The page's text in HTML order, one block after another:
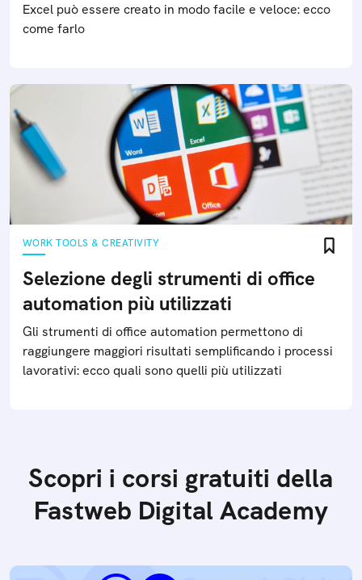
Excel può essere creato in modo facile e veloce: ecco
come farlo
WORK TOOLS & CREATIVITY
Selezione degli strumenti di office
automation più utilizzati
Gli strumenti di office automation permettono di
raggiungere maggiori risultati semplificando i processi
lavorativi: ecco quali sono quelli più utilizzati
Scopri i corsi gratuiti della
Fastweb Digital Academy